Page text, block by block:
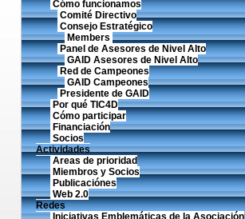
Cómo funcionamos
Comité Directivo
Consejo Estratégico
Members
Panel de Asesores de Nivel Alto
GAID Asesores de Nivel Alto
Red de Campeones
GAID Campeones
Presidente de GAID
Por qué TIC4D
Cómo participar
Financiación
Socios
Actividades
Areas de prioridad
Miembros y Socios
Publicaciónes
Web 2.0
Redes
Iniciativas Emblemáticas de la Asociación